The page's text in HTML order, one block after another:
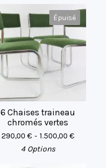
Épuisé
6 Chaises traineau
chromés vertes
290,00 € - 1.500,00 €
4 Options